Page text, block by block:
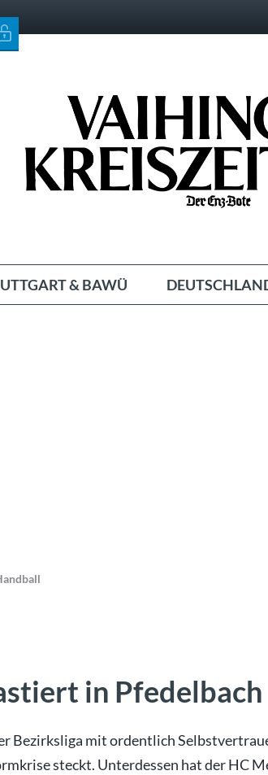
& BAWÜ
in Pfedelbach
Bezirksliga mit ordentlich
steckt. Unterdessen hat der HC